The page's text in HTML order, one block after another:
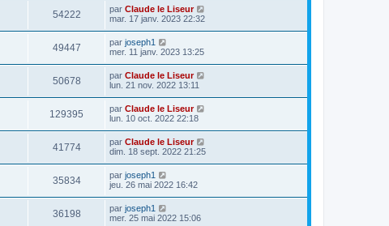
54222 par Claude le Liseur
mar. 17 janv. 2023 22:32
49447 par joseph1
mer. 11 janv. 2023 13:25
50678 par Claude le Liseur
lun. 21 nov. 2022 13:11
129395 par Claude le Liseur
lun. 10 oct. 2022 22:18
41774 par Claude le Liseur
dim. 18 sept. 2022 21:25
35834 par joseph1
jeu. 26 mai 2022 16:42
36198 par joseph1
mer. 25 mai 2022 15:06